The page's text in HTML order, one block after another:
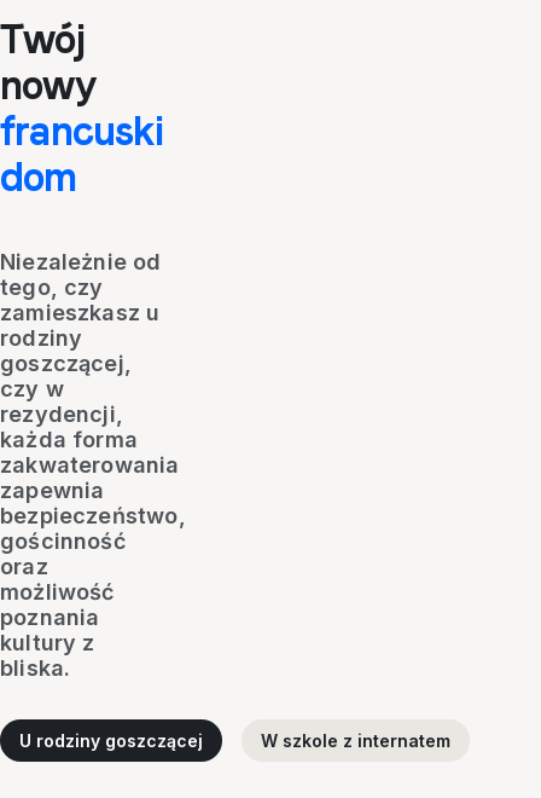
Twój
nowy
francuski
dom
Niezależnie od
tego, czy
zamieszkasz u
rodziny
goszczącej,
czy w
rezydencji,
każda forma
zakwaterowania
zapewnia
bezpieczeństwo,
gościnność
oraz
możliwość
poznania
kultury z
bliska.
U rodziny goszczącej W szkole z internatem